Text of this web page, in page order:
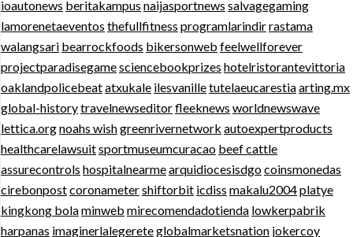
ioautonews beritakampus naijasportnews salvagegaming
lamorenetaeventos thefullfitness programlarindirrastama
walangsari bearrockfoods bikersonweb feelwellforever
projectparadisegamesciencebookprizes hotelristorantevittoria
oaklandpolicebeatatxukale ilesvanilletutelaeucarestiaarting.mx
global-historytravelnewseditorfleeknews worldnewswave
lettica.orgnoahs wishgreenrivernetwork autoexpertproducts
healthcarelawsuitsportmuseumcuracao beef cattle
assurecontrols hospitalnearmearquidiocesisdgocoinsmonedas
cirebonpostcoronametershiftorbit icdiss makalu2004platye
kingkong bolaminweb mirecomendadotienda lowkerpabrik
harpanas imaginerlalegereteglobalmarketsnation jokercoy